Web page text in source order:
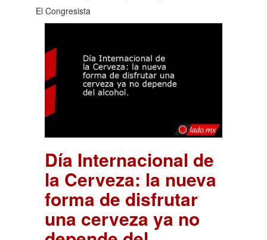
El Congresista
Día Internacional de
la Cerveza: la nueva
forma de disfrutar
una cerveza ya no